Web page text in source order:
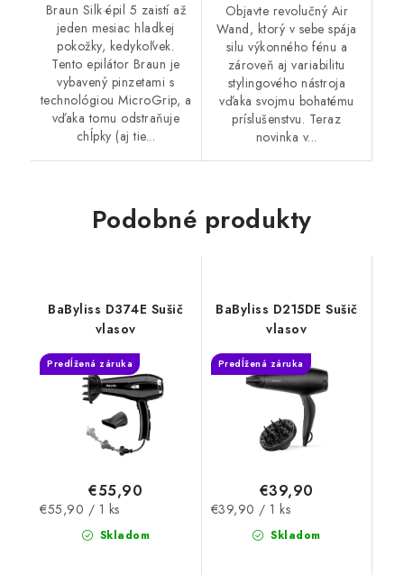
Braun Silk·épil 5 zaistí až
jeden mesiac hladkej
pokožky, kedykoľvek.
Tento epilátor Braun je
vybavený pinzetami s
technológiou MicroGrip, a
vďaka tomu odstraňuje
chĺpky (aj tie...
Objavte revolučný Air
Wand, ktorý v sebe spája
silu výkonného fénu a
zároveň aj variabilitu
stylingového nástroja
vďaka svojmu bohatému
príslušenstvu. Teraz
novinka v...
Podobné produkty
BaByliss D374E Sušič
vlasov
Predĺžená záruka
Skladom
€55,90
Jednotková
€55,90 / 1 ks
BaByliss D215DE Sušič
vlasov
Predĺžená záruka
Skladom
€39,90
Jednotková
€39,90 / 1 ks